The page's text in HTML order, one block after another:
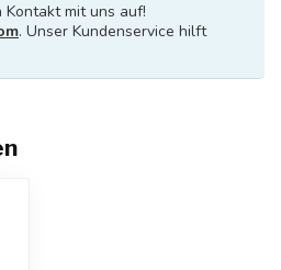
Kontakt mit uns auf!
. Unser Kundenservice hilft